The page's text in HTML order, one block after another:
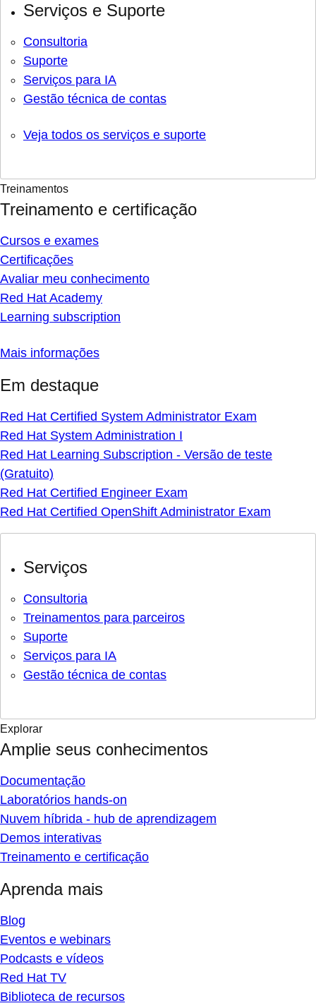
Serviços e Suporte
Consultoria
Suporte
Serviços para IA
Gestão técnica de contas
Veja todos os serviços e suporte
Treinamentos
Treinamento e certificação
Cursos e exames
Certificações
Avaliar meu conhecimento
Red Hat Academy
Learning subscription
Mais informações
Em destaque
Red Hat Certified System Administrator Exam
Red Hat System Administration I
Red Hat Learning Subscription - Versão de teste
(Gratuito)
Red Hat Certified Engineer Exam
Red Hat Certified OpenShift Administrator Exam
Serviços
Consultoria
Treinamentos para parceiros
Suporte
Serviços para IA
Gestão técnica de contas
Explorar
Amplie seus conhecimentos
Documentação
Laboratórios hands-on
Nuvem híbrida - hub de aprendizagem
Demos interativas
Treinamento e certificação
Aprenda mais
Blog
Eventos e webinars
Podcasts e vídeos
Red Hat TV
Biblioteca de recursos